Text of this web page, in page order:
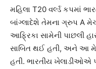
મહિલા T20 વર્લ્ડ કપમાં
બાંગ્લાદેશે તેમના ગ્રુપ A
આફ્રિકા સામેની પાછલી
સાબિત થઈ હતી, અને આ
હતી. ભારતીય ખેલાડીઓએ